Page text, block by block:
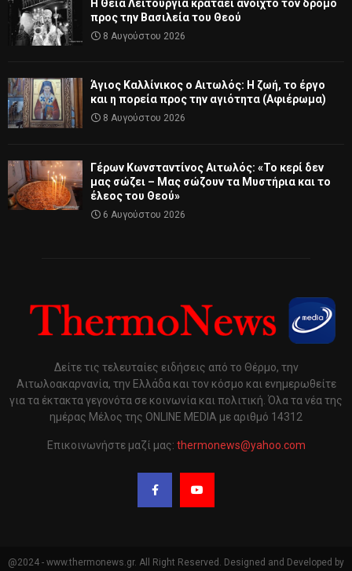
Η Θεία Λειτουργία κρατάει ανοιχτό τον δρόμο
προς την Βασιλεία του Θεού
8 Αυγούστου 2026
Άγιος Καλλίνικος ο Αιτωλός: Η ζωή, το έργο
και η πορεία προς την αγιότητα (Αφιέρωμα)
8 Αυγούστου 2026
Γέρων Κωνσταντίνος Αιτωλός: «Το κερί δεν
μας σώζει – Μας σώζουν τα Μυστήρια και το
έλεος του Θεού»
6 Αυγούστου 2026
Δείτε τις τελευταίες ειδήσεις από το Θέρμο, την
Αιτωλοακαρνανία, την Ελλάδα και τον κόσμο και ενημερωθείτε
για τα έκτακτα γεγονότα σε κοινωνία και πολιτική. Όλα τα νέα της
ημέρας Μέλος της ONLINE MEDIA με αριθμό 14312
Επικοινωνήστε μαζί μας: thermonews@yahoo.com
@2024 - www.thermonews.gr. All Right Reserved. Designed and Developed by